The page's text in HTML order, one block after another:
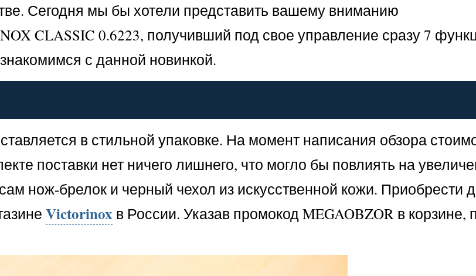
Сегодня мы бы хотели представить вашему вниманию
CLASSIC 0.6223, получивший под свое управление сразу 7
с данной новинкой.
в стильной упаковке. На момент написания обзора
поставки нет ничего лишнего, что могло бы повлиять на
нож-брелок и черный чехол из искусственной кожи. Приобрести
Victorinox в России. Указав промокод MEGAOBZOR в корзине,